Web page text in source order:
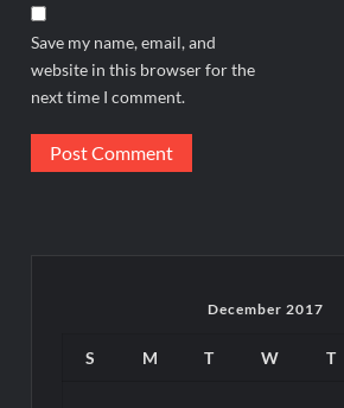
Save my name, email, and
website in this browser for the
next time I comment.
December 2017
S M T W T